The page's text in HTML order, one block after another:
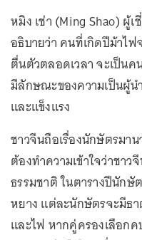
หมิง เช่า (Ming Shao) ผู้
อธิบายว่า คนที่เกิดปีม้าไ
ตื่นตัวตลอดเวลา จะเป็น
มีลักษณะของความเป็นผู้น
และแข็งแรง
ชาวจีนถือเรื่องนักษัตรมา
ต้องทำความเข้าใจว่าชา
ธรรมชาติ ในตารางปีนักษั
หยาง แต่ละนักษัตรจะมีธ
และไฟ หากคู่ครองเลือก